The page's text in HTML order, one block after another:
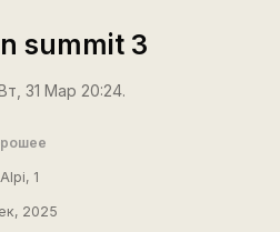
summit 3
31 Мар 20:24.
1
2025